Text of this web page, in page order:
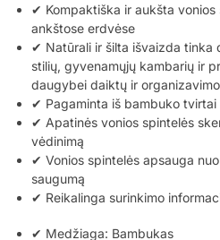
✔ Kompaktiška ir aukšta
ankštose erdvėse
✔ Natūrali ir šilta išvaizda tinka
stilių, gyvenamųjų kambarių ir
daugybei daiktų ir organizavimo
✔ Pagaminta iš bambuko tvirtai
✔ Apatinės vonios spintelės
vėdinimą
✔ Vonios spintelės apsauga
saugumą
✔ Reikalinga surinkimo
✔ Medžiaga: Bambukas